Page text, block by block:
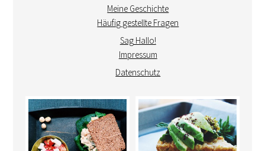
Meine Geschichte
Häufig gestellte Fragen
Sag Hallo!
Impressum
Datenschutz